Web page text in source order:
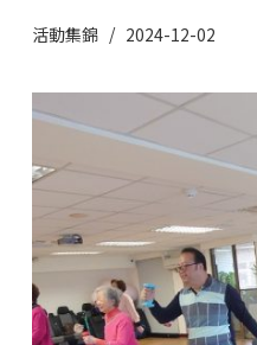
活動集錦 2024-12-02